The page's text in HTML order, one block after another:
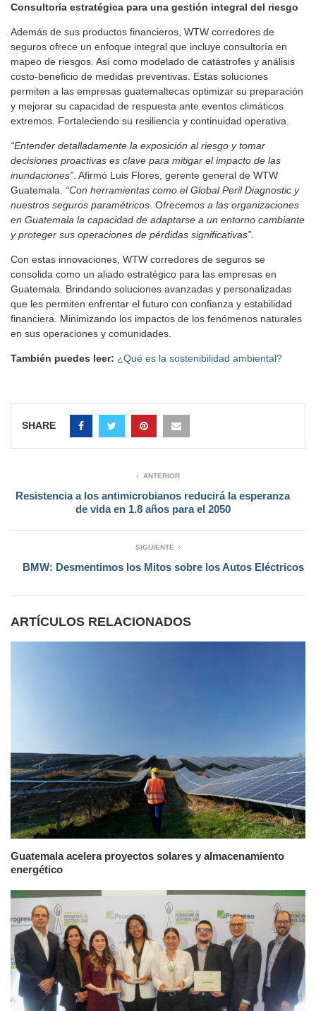
Consultoría estratégica para una gestión integral del riesgo
Además de sus productos financieros, WTW corredores de
seguros ofrece un enfoque integral que incluye consultoría en
mapeo de riesgos. Así como modelado de catástrofes y análisis
costo-beneficio de medidas preventivas. Estas soluciones
permiten a las empresas guatemaltecas optimizar su preparación
y mejorar su capacidad de respuesta ante eventos climáticos
extremos. Fortaleciendo su resiliencia y continuidad operativa.
“Entender detalladamente la exposición al riesgo y tomar
decisiones proactivas es clave para mitigar el impacto de las
inundaciones” . Afirmó Luis Flores, gerente general de WTW
Guatemala. “Con herramientas como el Global Peril Diagnostic y
nuestros seguros paramétricos . Ofrecemos a las organizaciones
en Guatemala la capacidad de adaptarse a un entorno cambiante
y proteger sus operaciones de pérdidas significativas”.
Con estas innovaciones, WTW corredores de seguros se
consolida como un aliado estratégico para las empresas en
Guatemala. Brindando soluciones avanzadas y personalizadas
que les permiten enfrentar el futuro con confianza y estabilidad
financiera. Minimizando los impactos de los fenómenos naturales
en sus operaciones y comunidades.
También puedes leer: ¿Qué es la sostenibilidad ambiental?
SHARE
ANTERIOR
Resistencia a los antimicrobianos reducirá la esperanza
de vida en 1.8 años para el 2050
SIGUIENTE
BMW: Desmentimos los Mitos sobre los Autos Eléctricos
ARTÍCULOS RELACIONADOS
Guatemala acelera proyectos solares y almacenamiento
energético